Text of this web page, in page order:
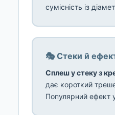
сумісність із
🎭 Стеки й
Сплеш у стеку з
дає короткий
Популярний ефект